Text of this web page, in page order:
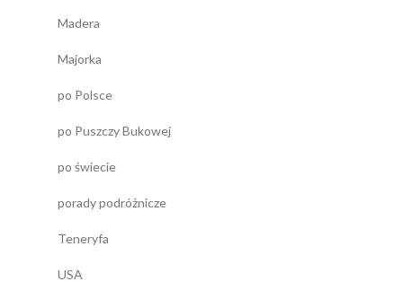
Madera
Majorka
po Polsce
po Puszczy Bukowej
po świecie
porady podróżnicze
Teneryfa
USA